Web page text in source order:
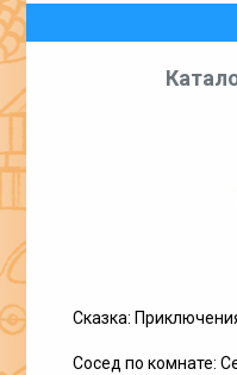
Сказка:
Сосед по комнате: